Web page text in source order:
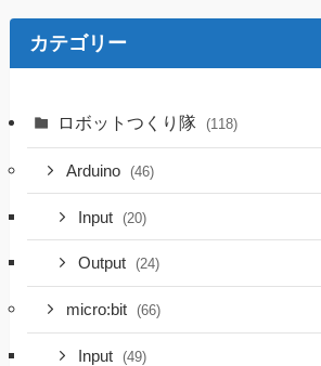
カテゴリー
ロボットつくり隊 (118)
Arduino (46)
Input (20)
Output (24)
micro:bit (66)
Input (49)